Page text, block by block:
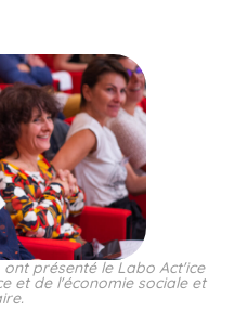
présenté le Labo Act'ice
et de l'économie sociale et